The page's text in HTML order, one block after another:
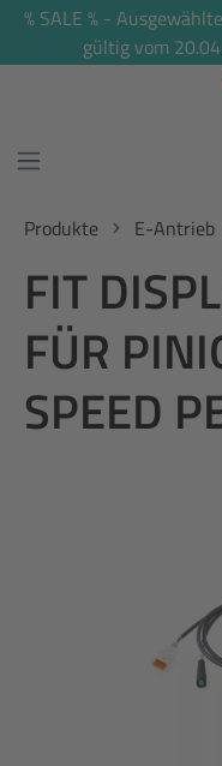
springen
% SALE % -
gültig vom
Produkte E-Antrieb
FIT
FÜR
SPEED